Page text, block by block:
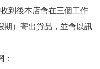
到後本店會在三個工作
期）寄出貨品，並會以訊